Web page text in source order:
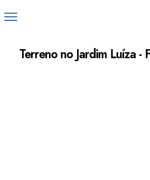
Terreno no Jardim Luíza -